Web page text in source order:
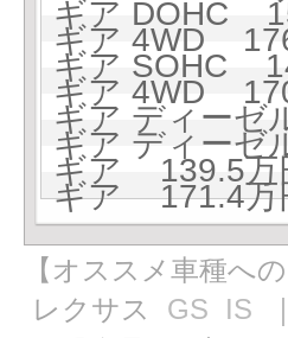
ギア DOHC
ギア 4WD
ギア SOHC
ギア 4WD
ギア ディー
ギア ディー
ギア 139.5万
ギア 171.4万
【オススメ車種へ
レクサス GS IS